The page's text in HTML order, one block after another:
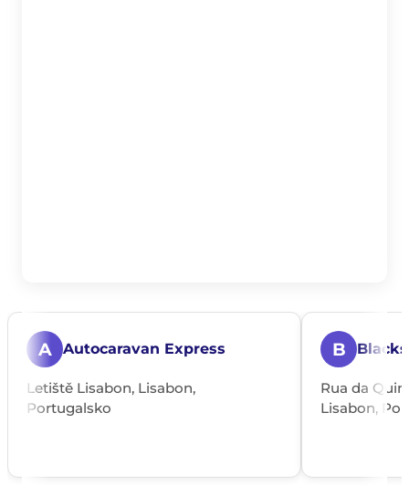
A Autocaravan Express
Letiště Lisabon, Lisabon,
Portugalsko
B
Rua da
Lisabon,